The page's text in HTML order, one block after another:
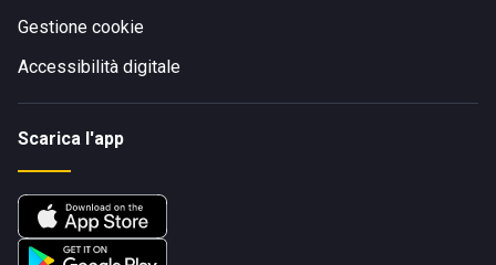
Gestione cookie
Accessibilità digitale
Scarica l'app